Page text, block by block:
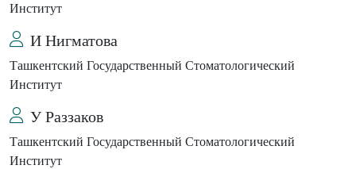
Институт
И Нигматова
Ташкентский Государственный Стоматологический
Институт
У Раззаков
Ташкентский Государственный Стоматологический
Институт